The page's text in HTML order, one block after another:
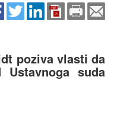
poziva vlasti da
suda